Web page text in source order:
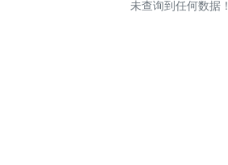
未查询到任何数据！